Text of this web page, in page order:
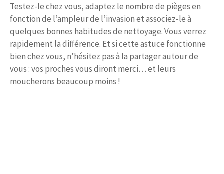
Testez-le chez vous, adaptez le nombre de pièges en
fonction de l’ampleur de l’invasion et associez-le à
quelques bonnes habitudes de nettoyage. Vous verrez
rapidement la différence. Et si cette astuce fonctionne
bien chez vous, n’hésitez pas à la partager autour de
vous : vos proches vous diront merci… et leurs
moucherons beaucoup moins !